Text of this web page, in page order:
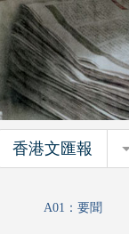
香港文匯報
A01：要聞